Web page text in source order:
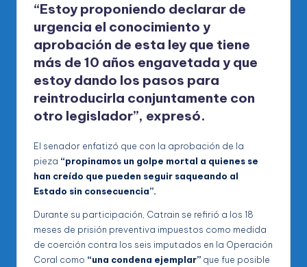
“Estoy proponiendo declarar de
urgencia el conocimiento y
aprobación de esta ley que tiene
más de 10 años engavetada y que
estoy dando los pasos para
reintroducirla conjuntamente con
otro legislador”, expresó.
El senador enfatizó que con la aprobación de la
pieza “propinamos un golpe mortal a quienes se
han creído que pueden seguir saqueando al
Estado sin consecuencia”.
Durante su participación, Catrain se refirió a los 18
meses de prisión preventiva impuestos como medida
de coerción contra los seis imputados en la Operación
Coral como “una condena ejemplar” que fue posible